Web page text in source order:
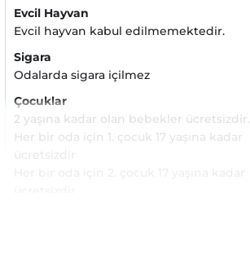
Evcil Hayvan
Evcil hayvan kabul edilmemektedir.
Sigara
Odalarda sigara içilmez
Çocuklar
2 yaşına kadar olan bebekler ücretsizdir.
Her bir oda için 1. çocuk 17 yaşına kadar
ücretsizdir